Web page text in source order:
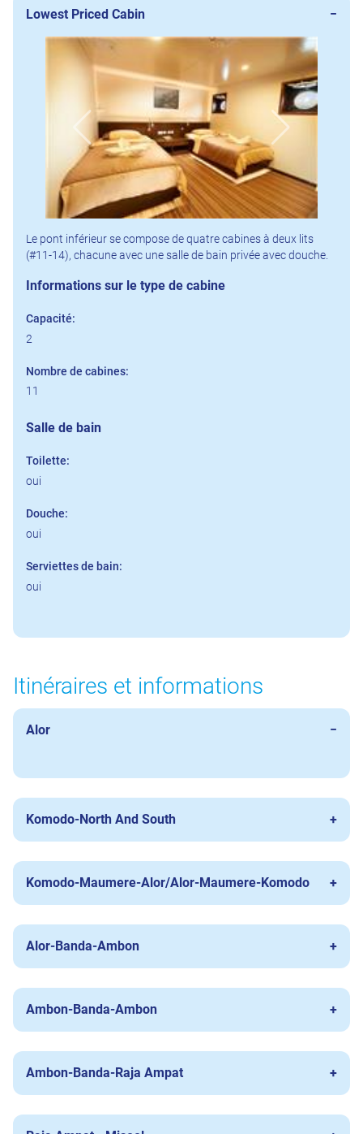
Lowest Priced Cabin
Le pont inférieur se compose de quatre cabines à deux lits
(#11-14), chacune avec une salle de bain privée avec douche.
Informations sur le type de cabine
Capacité:
2
Nombre de cabines:
11
Salle de bain
Toilette:
oui
Douche:
oui
Serviettes de bain:
oui
Itinéraires et informations
Alor
Komodo-North And South
Komodo-Maumere-Alor/Alor-Maumere-Komodo
Alor-Banda-Ambon
Ambon-Banda-Ambon
Ambon-Banda-Raja Ampat